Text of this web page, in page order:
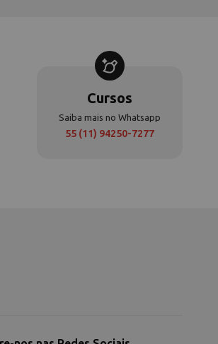
Cursos
Saiba mais no Whatsapp
55 (11) 94250-7277